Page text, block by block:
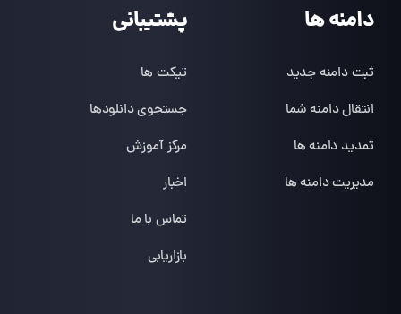
دامنه ها
ثبت دامنه جدید
انتقال دامنه شما
تمدید دامنه ها
مدیریت دامنه ها
پشتیبانی
تیکت ها
جستجوی دانلودها
مرکز آموزش
اخبار
تماس با ما
بازاریابی